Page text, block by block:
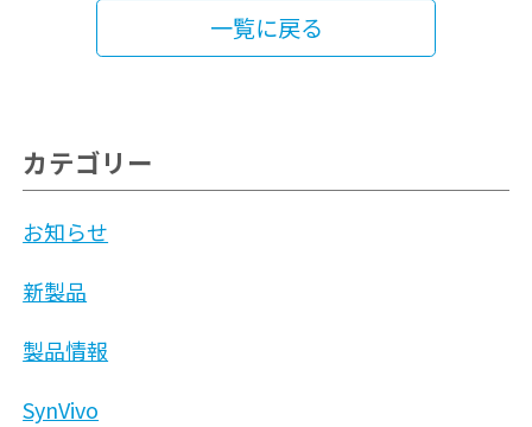
一覧に戻る
カテゴリー
お知らせ
新製品
製品情報
SynVivo